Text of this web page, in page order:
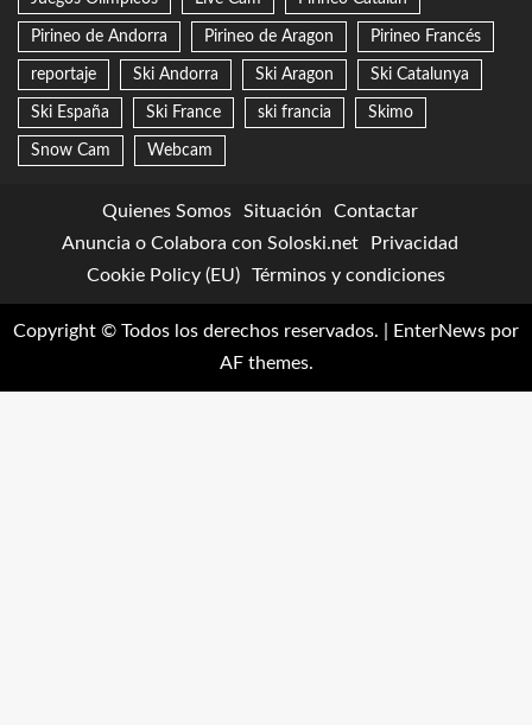
Cookie Policy (EU)
Términos y condiciones
Copyright © Todos los derechos reservados.|EnterNews
AF themes.